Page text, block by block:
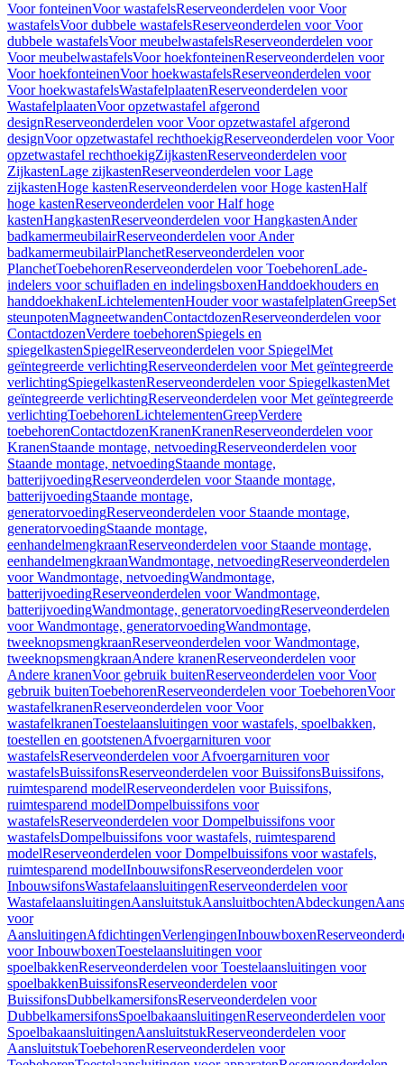
Voor fonteinenVoor wastafelsReserveonderdelen voor Voor
wastafelsVoor dubbele wastafelsReserveonderdelen voor Voor
dubbele wastafelsVoor meubelwastafelsReserveonderdelen voor
Voor meubelwastafelsVoor hoekfonteinenReserveonderdelen voor
Voor hoekfonteinenVoor hoekwastafelsReserveonderdelen voor
Voor hoekwastafelsWastafelplaatenReserveonderdelen voor
WastafelplaatenVoor opzetwastafel afgerond
designReserveonderdelen voor Voor opzetwastafel afgerond
designVoor opzetwastafel rechthoekigReserveonderdelen voor Voor
opzetwastafel rechthoekigZijkastenReserveonderdelen voor
ZijkastenLage zijkastenReserveonderdelen voor Lage
zijkastenHoge kastenReserveonderdelen voor Hoge kastenHalf
hoge kastenReserveonderdelen voor Half hoge
kastenHangkastenReserveonderdelen voor HangkastenAnder
badkamermeubilairReserveonderdelen voor Ander
badkamermeubilairPlanchetReserveonderdelen voor
PlanchetToebehorenReserveonderdelen voor ToebehorenLade-
indelers voor schuifladen en indelingsboxenHanddoekhouders en
handdoekhakenLichtelementenHouder voor wastafelplatenGreepSet
steunpotenMagneetwandenContactdozenReserveonderdelen voor
ContactdozenVerdere toebehorenSpiegels en
spiegelkastenSpiegelReserveonderdelen voor SpiegelMet
geïntegreerde verlichtingReserveonderdelen voor Met geïntegreerde
verlichtingSpiegelkastenReserveonderdelen voor SpiegelkastenMet
geïntegreerde verlichtingReserveonderdelen voor Met geïntegreerde
verlichtingToebehorenLichtelementenGreepVerdere
toebehorenContactdozenKranenKranenReserveonderdelen voor
KranenStaande montage, netvoedingReserveonderdelen voor
Staande montage, netvoedingStaande montage,
batterijvoedingReserveonderdelen voor Staande montage,
batterijvoedingStaande montage,
generatorvoedingReserveonderdelen voor Staande montage,
generatorvoedingStaande montage,
eenhandelmengkraanReserveonderdelen voor Staande montage,
eenhandelmengkraanWandmontage, netvoedingReserveonderdelen
voor Wandmontage, netvoedingWandmontage,
batterijvoedingReserveonderdelen voor Wandmontage,
batterijvoedingWandmontage, generatorvoedingReserveonderdelen
voor Wandmontage, generatorvoedingWandmontage,
tweeknopsmengkraanReserveonderdelen voor Wandmontage,
tweeknopsmengkraanAndere kranenReserveonderdelen voor
Andere kranenVoor gebruik buitenReserveonderdelen voor Voor
gebruik buitenToebehorenReserveonderdelen voor ToebehorenVoor
wastafelkranenReserveonderdelen voor Voor
wastafelkranenToestelaansluitingen voor wastafels, spoelbakken,
toestellen en gootstenenAfvoergarnituren voor
wastafelsReserveonderdelen voor Afvoergarnituren voor
wastafelsBuissifonsReserveonderdelen voor BuissifonsBuissifons,
ruimtesparend modelReserveonderdelen voor Buissifons,
ruimtesparend modelDompelbuissifons voor
wastafelsReserveonderdelen voor Dompelbuissifons voor
wastafelsDompelbuissifons voor wastafels, ruimtesparend
modelReserveonderdelen voor Dompelbuissifons voor wastafels,
ruimtesparend modelInbouwsifonsReserveonderdelen voor
InbouwsifonsWastafelaansluitingenReserveonderdelen voor
WastafelaansluitingenAansluitstukAansluitbochtenAbdeckungen
voor
AansluitingenAfdichtingenVerlengingenInbouwboxen
voor InbouwboxenToestelaansluitingen voor
spoelbakkenReserveonderdelen voor Toestelaansluitingen voor
spoelbakkenBuissifonsReserveonderdelen voor
BuissifonsDubbelkamersifonsReserveonderdelen voor
DubbelkamersifonsSpoelbakaansluitingenReserveonderdelen voor
SpoelbakaansluitingenAansluitstukReserveonderdelen voor
AansluitstukToebehorenReserveonderdelen voor